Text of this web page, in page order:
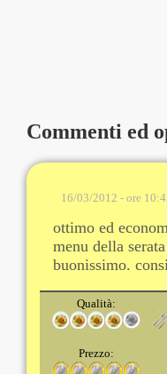
Commenti ed
16/03/2012 - ore
ottimo ed
menu della
buonissimo.
Qualità:
Prezzo: